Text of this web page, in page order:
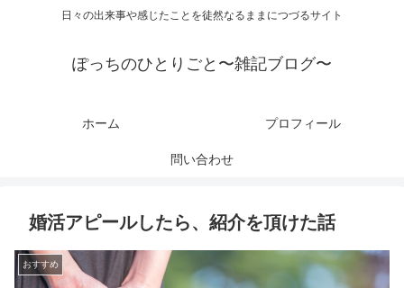
日々の出来事や感じたことを徒然なるままにつづるサイト
ぽっちのひとりごと〜雑記ブログ〜
ホーム プロフィール
問い合わせ
婚活アピールしたら、紹介を頂けた話
おすすめ